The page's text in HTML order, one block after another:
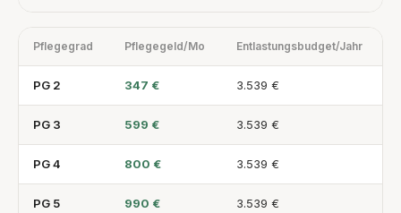
Pflegegrad Pflegegeld/Mo Entlastungsbudget/Jahr
PG 2 347 € 3.539 €
PG 3 599 € 3.539 €
PG 4 800 € 3.539 €
PG 5 990 € 3.539 €